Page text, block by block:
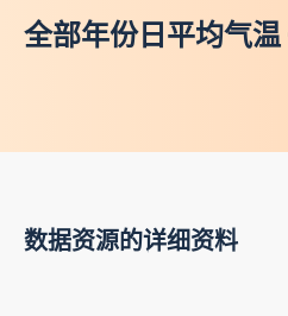
全部年份日平均气
数据资源的详细资料